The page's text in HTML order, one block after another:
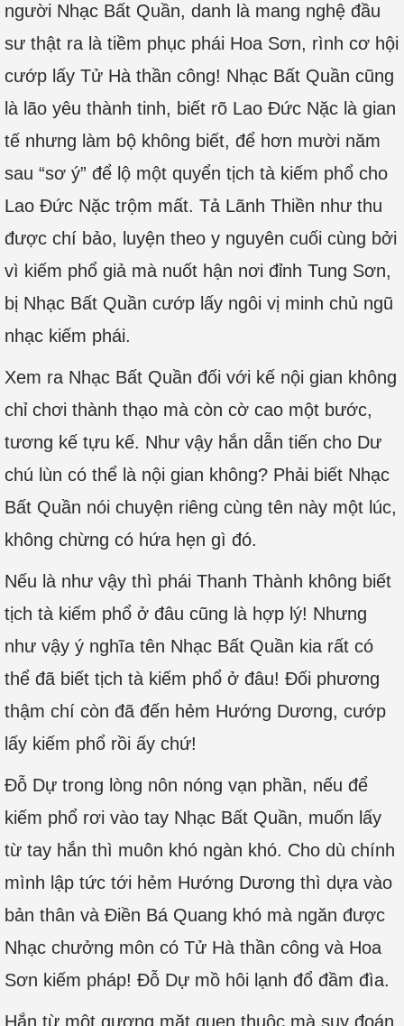
người Nhạc Bất Quần, danh là mang nghệ đầu
sư thật ra là tiềm phục phái Hoa Sơn, rình cơ hội
cướp lấy Tử Hà thần công! Nhạc Bất Quần cũng
là lão yêu thành tinh, biết rõ Lao Đức Nặc là gian
tế nhưng làm bộ không biết, để hơn mười năm
sau “sơ ý” để lộ một quyển tịch tà kiếm phổ cho
Lao Đức Nặc trộm mất. Tả Lãnh Thiền như thu
được chí bảo, luyện theo y nguyên cuối cùng bởi
vì kiếm phổ giả mà nuốt hận nơi đỉnh Tung Sơn,
bị Nhạc Bất Quần cướp lấy ngôi vị minh chủ ngũ
nhạc kiếm phái.
Xem ra Nhạc Bất Quần đối với kế nội gian không
chỉ chơi thành thạo mà còn cờ cao một bước,
tương kế tựu kế. Như vậy hắn dẫn tiến cho Dư
chú lùn có thể là nội gian không? Phải biết Nhạc
Bất Quần nói chuyện riêng cùng tên này một lúc,
không chừng có hứa hẹn gì đó.
Nếu là như vậy thì phái Thanh Thành không biết
tịch tà kiếm phổ ở đâu cũng là hợp lý! Nhưng
như vậy ý nghĩa tên Nhạc Bất Quần kia rất có
thể đã biết tịch tà kiếm phổ ở đâu! Đối phương
thậm chí còn đã đến hẻm Hướng Dương, cướp
lấy kiếm phổ rồi ấy chứ!
Đỗ Dự trong lòng nôn nóng vạn phần, nếu để
kiếm phổ rơi vào tay Nhạc Bất Quần, muốn lấy
từ tay hắn thì muôn khó ngàn khó. Cho dù chính
mình lập tức tới hẻm Hướng Dương thì dựa vào
bản thân và Điền Bá Quang khó mà ngăn được
Nhạc chưởng môn có Tử Hà thần công và Hoa
Sơn kiếm pháp! Đỗ Dự mồ hôi lạnh đổ đầm đìa.
Hắn từ một gương mặt quen thuộc mà suy đoán